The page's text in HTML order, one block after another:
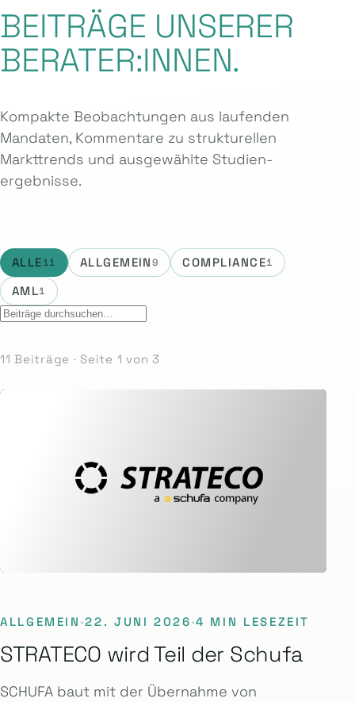
BEITRÄGE UNSERER
BERATER:INNEN.
Kompakte Beobachtungen aus laufenden
Mandaten, Kommentare zu strukturellen
Markttrends und ausgewählte Studien­
ergebnisse.
ALLE11 ALLGEMEIN9 COMPLIANCE1
AML1
11 Beiträge · Seite 1 von 3
ALLGEMEIN ·22. JUNI 2026·4 MIN LESEZEIT
STRATECO wird Teil der Schufa
SCHUFA baut mit der Übernahme von